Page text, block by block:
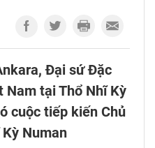
Đại sứ Đặc
Nam tại Thổ Nhĩ Kỳ
cuộc tiếp kiến Chủ
Numan